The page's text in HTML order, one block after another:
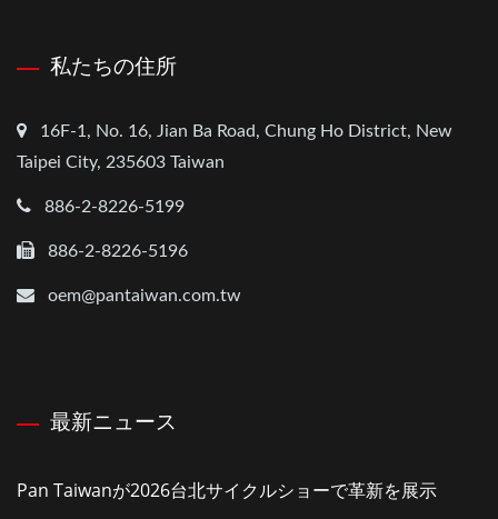
私たちの住所
16F-1, No. 16, Jian Ba Road, Chung Ho District, New
Taipei City, 235603 Taiwan
886-2-8226-5199
886-2-8226-5196
oem@pantaiwan.com.tw
最新ニュース
Pan Taiwanが2026台北サイクルショーで革新を展示